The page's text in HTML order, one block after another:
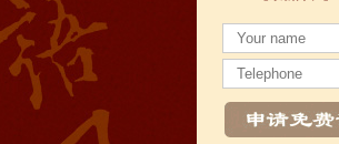
小暑至，盛夏始
法国南特大学｜国
各个国家留学对雅
Survival Chinese
雅思考试介绍